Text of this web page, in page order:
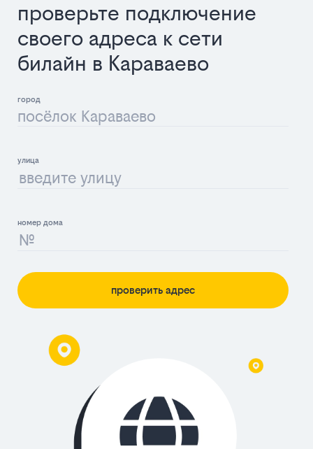
проверьте подключение
своего адреса к сети
билайн в Караваево
посёлок Караваево
проверить адрес